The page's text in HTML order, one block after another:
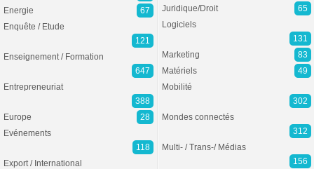
Energie
67
Enquête / Etude
121
Enseignement / Formation
647
Entrepreneuriat
388
Europe
28
Evénements
118
Export / International
Juridique/Droit
65
Logiciels
131
Marketing
83
Matériels
49
Mobilité
302
Mondes connectés
312
Multi- / Trans-/ Médias
156